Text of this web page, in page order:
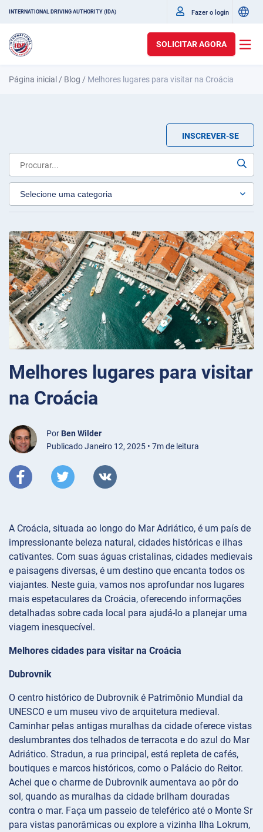
INTERNATIONAL DRIVING AUTHORITY (IDA) Fazer o login
SOLICITAR AGORA
Página inicial / Blog / Melhores lugares para visitar na Croácia
INSCREVER-SE
Melhores lugares para visitar
na Croácia
Por Ben Wilder
Publicado Janeiro 12, 2025 • 7m de leitura
A Croácia, situada ao longo do Mar Adriático, é um país de
impressionante beleza natural, cidades históricas e ilhas
cativantes. Com suas águas cristalinas, cidades medievais
e paisagens diversas, é um destino que encanta todos os
viajantes. Neste guia, vamos nos aprofundar nos lugares
mais espetaculares da Croácia, oferecendo informações
detalhadas sobre cada local para ajudá-lo a planejar uma
viagem inesquecível.
Melhores cidades para visitar na Croácia
Dubrovnik
O centro histórico de Dubrovnik é Patrimônio Mundial da
UNESCO e um museu vivo de arquitetura medieval.
Caminhar pelas antigas muralhas da cidade oferece vistas
deslumbrantes dos telhados de terracota e do azul do Mar
Adriático. Stradun, a rua principal, está repleta de cafés,
boutiques e marcos históricos, como o Palácio do Reitor.
Achei que o charme de Dubrovnik aumentava ao pôr do
sol, quando as muralhas da cidade brilham douradas
contra o mar. Faça um passeio de teleférico até o Monte Sr
para vistas panorâmicas ou explore a vizinha Ilha Lokrum,